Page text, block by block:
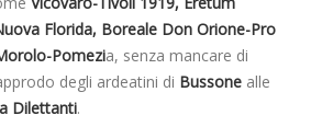
Florida, Boreale Don Orione-Pro
Pomezia, senza mancare di
degli ardeatini di Bussone alle
Dilettanti.